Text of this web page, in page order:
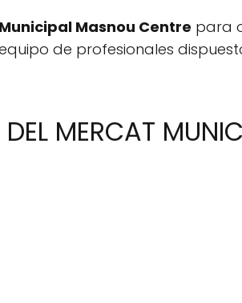
Masnou Centre para
de profesionales
MERCAT